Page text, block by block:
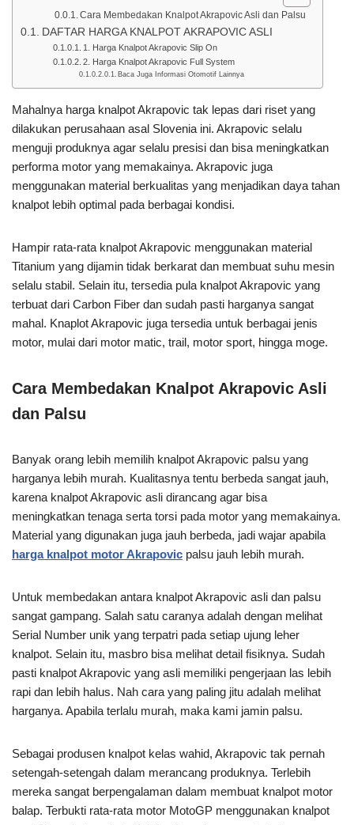
Cara Membedakan Knalpot Akrapovic Asli dan Palsu
DAFTAR HARGA KNALPOT AKRAPOVIC ASLI
1. Harga Knalpot Akrapovic Slip On
2. Harga Knalpot Akrapovic Full System
Baca Juga Informasi Otomotif Lainnya
Mahalnya harga knalpot Akrapovic tak lepas dari riset yang
dilakukan perusahaan asal Slovenia ini. Akrapovic selalu
menguji produknya agar selalu presisi dan bisa meningkatkan
performa motor yang memakainya. Akrapovic juga
menggunakan material berkualitas yang menjadikan daya tahan
knalpot lebih optimal pada berbagai kondisi.
Hampir rata-rata knalpot Akrapovic menggunakan material
Titanium yang dijamin tidak berkarat dan membuat suhu mesin
selalu stabil. Selain itu, tersedia pula knalpot Akrapovic yang
terbuat dari Carbon Fiber dan sudah pasti harganya sangat
mahal. Knaplot Akrapovic juga tersedia untuk berbagai jenis
motor, mulai dari motor matic, trail, motor sport, hingga moge.
Cara Membedakan Knalpot Akrapovic Asli
dan Palsu
Banyak orang lebih memilih knalpot Akrapovic palsu yang
harganya lebih murah. Kualitasnya tentu berbeda sangat jauh,
karena knalpot Akrapovic asli dirancang agar bisa
meningkatkan tenaga serta torsi pada motor yang memakainya.
Material yang digunakan juga jauh berbeda, jadi wajar apabila
harga knalpot motor Akrapovic palsu jauh lebih murah.
Untuk membedakan antara knalpot Akrapovic asli dan palsu
sangat gampang. Salah satu caranya adalah dengan melihat
Serial Number unik yang terpatri pada setiap ujung leher
knalpot. Selain itu, masbro bisa melihat detail fisiknya. Sudah
pasti knalpot Akrapovic yang asli memiliki pengerjaan las lebih
rapi dan lebih halus. Nah cara yang paling jitu adalah melihat
harganya. Apabila terlalu murah, maka kami jamin palsu.
Sebagai produsen knalpot kelas wahid, Akrapovic tak pernah
setengah-setengah dalam merancang produknya. Terlebih
mereka sangat berpengalaman dalam membuat knalpot motor
balap. Terbukti rata-rata motor MotoGP menggunakan knalpot